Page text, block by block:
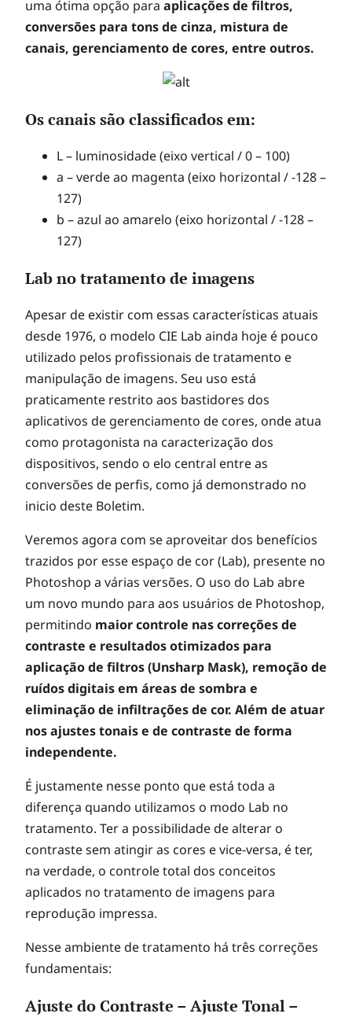
uma ótima opção para aplicações de filtros,
conversões para tons de cinza, mistura de
canais, gerenciamento de cores, entre outros.
Os canais são classificados em:
L – luminosidade (eixo vertical / 0 – 100)
a – verde ao magenta (eixo horizontal / -128 –
127)
b – azul ao amarelo (eixo horizontal / -128 –
127)
Lab no tratamento de imagens
Apesar de existir com essas características atuais
desde 1976, o modelo CIE Lab ainda hoje é pouco
utilizado pelos profissionais de tratamento e
manipulação de imagens. Seu uso está
praticamente restrito aos bastidores dos
aplicativos de gerenciamento de cores, onde atua
como protagonista na caracterização dos
dispositivos, sendo o elo central entre as
conversões de perfis, como já demonstrado no
inicio deste Boletim.
Veremos agora com se aproveitar dos benefícios
trazidos por esse espaço de cor (Lab), presente no
Photoshop a várias versões. O uso do Lab abre
um novo mundo para aos usuários de Photoshop,
permitindo maior controle nas correções de
contraste e resultados otimizados para
aplicação de filtros (Unsharp Mask), remoção de
ruídos digitais em áreas de sombra e
eliminação de infiltrações de cor. Além de atuar
nos ajustes tonais e de contraste de forma
independente.
É justamente nesse ponto que está toda a
diferença quando utilizamos o modo Lab no
tratamento. Ter a possibilidade de alterar o
contraste sem atingir as cores e vice-versa, é ter,
na verdade, o controle total dos conceitos
aplicados no tratamento de imagens para
reprodução impressa.
Nesse ambiente de tratamento há três correções
fundamentais:
Ajuste do Contraste – Ajuste Tonal –